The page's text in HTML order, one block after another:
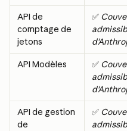
API de
comptage de
jetons
✅
API Modèles ✅
API de gestion
de
✅